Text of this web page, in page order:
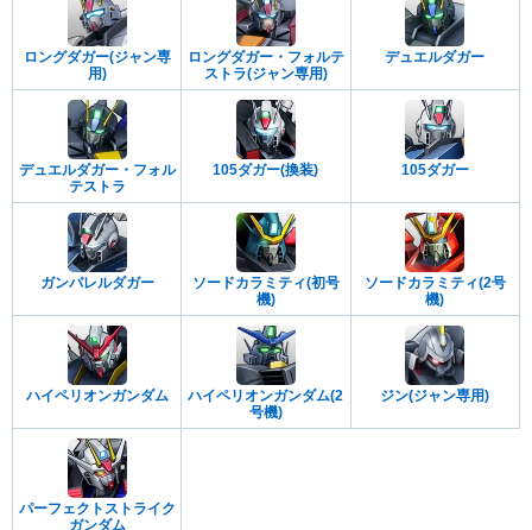
ロングダガー(ジャン専
用)
ロングダガー・フォルテ
ストラ(ジャン専用)
デュエルダガー
デュエルダガー・フォル
テストラ
105ダガー(換装) 105ダガー
ガンバレルダガー
ソードカラミティ(初号
機)
ソードカラミティ(2号
機)
ハイペリオンガンダム
ハイペリオンガンダム(2
号機)
ジン(ジャン専用)
パーフェクトストライク
ガンダム